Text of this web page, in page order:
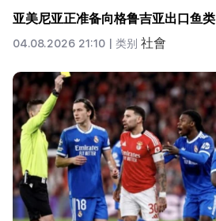
亚美尼亚正准备向格鲁吉亚出口鱼类
04.08.2026 21:10 | 类别 社會